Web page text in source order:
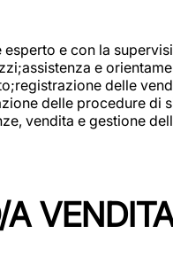
e con la
e
delle
delle procedure
vendita e gestione